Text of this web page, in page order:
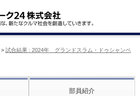
> 試合結果 : 2024年 グランドスラム・ドゥシャンベ
部員紹介